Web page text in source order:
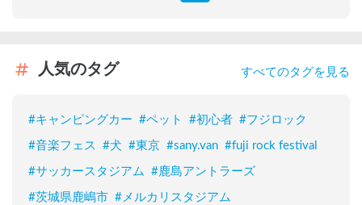
人気のタグ すべてのタグを見る
#キャンピングカー #ペット #初心者 #フジロック
#音楽フェス #犬 #東京 #sany.van #fuji rock festival
#サッカースタジアム #鹿島アントラーズ
#茨城県鹿嶋市 #メルカリスタジアム